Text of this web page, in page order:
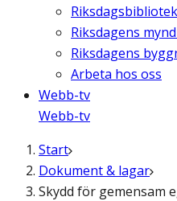
Riksdagens
Riksdagens
Arbeta hos oss
Webb-tv
Webb-tv
Start
Dokument & lagar
Skydd för gemensam